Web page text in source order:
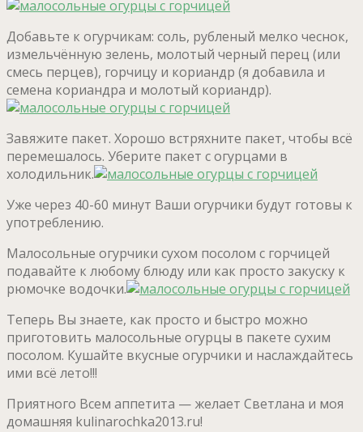
Добавьте к огурчикам: соль, рубленый мелко чеснок,
измельчённую зелень, молотый черный перец (или
смесь перцев), горчицу и кориандр (я добавила и
семена кориандра и молотый кориандр).
Завяжите пакет. Хорошо встряхните пакет, чтобы всё
перемешалось. Уберите пакет с огурцами в
холодильник.
Уже через 40-60 минут Ваши огурчики будут готовы к
употреблению.
Малосольные огурчики сухом посолом с горчицей
подавайте к любому блюду или как просто закуску к
рюмочке водочки.
Теперь Вы знаете, как просто и быстро можно
приготовить малосольные огурцы в пакете сухим
посолом. Кушайте вкусные огурчики и наслаждайтесь
ими всё лето!!!
Приятного Всем аппетита — желает Светлана и моя
домашняя kulinarochka2013.ru!